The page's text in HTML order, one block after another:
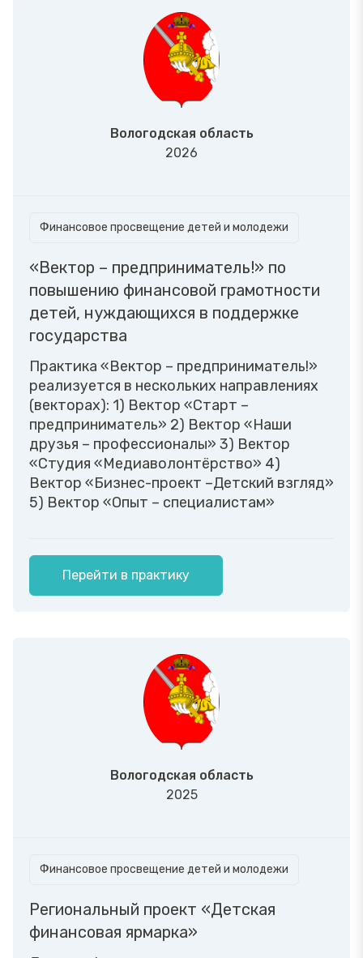
Вологодская область
2026
Финансовое просвещение детей и молодежи
«Вектор – предприниматель!» по
повышению финансовой грамотности
детей, нуждающихся в поддержке
государства
Практика «Вектор – предприниматель!»
реализуется в нескольких направлениях
(векторах): 1) Вектор «Старт –
предприниматель» 2) Вектор «Наши
друзья – профессионалы» 3) Вектор
«Студия «Медиаволонтёрство» 4)
Вектор «Бизнес-проект –Детский взгляд»
5) Вектор «Опыт – специалистам»
Перейти в практику
Вологодская область
2025
Финансовое просвещение детей и молодежи
Региональный проект «Детская
финансовая ярмарка»